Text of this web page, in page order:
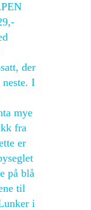
der
neste. I
mye
fra
er
på blå
til
i